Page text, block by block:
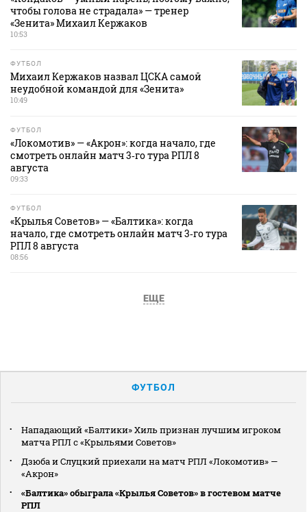
чтобы голова не страдала» — тренер
«Зенита» Михаил Кержаков
10:53
ФУТБОЛ
Михаил Кержаков назвал ЦСКА самой
неудобной командой для «Зенита»
10:49
ФУТБОЛ
«Локомотив» — «Акрон»: когда начало, где
смотреть онлайн матч 3‑го тура РПЛ 8
августа
09:33
ФУТБОЛ
«Крылья Советов» — «Балтика»: когда
начало, где смотреть онлайн матч 3‑го тура
РПЛ 8 августа
08:56
ЕЩЕ
ФУТБОЛ
Нападающий «Балтики» Хиль признан лучшим игроком
матча РПЛ с «Крыльями Советов»
Дзюба и Слуцкий приехали на матч РПЛ «Локомотив» —
«Акрон»
«Балтика» обыграла «Крылья Советов» в гостевом матче
РПЛ